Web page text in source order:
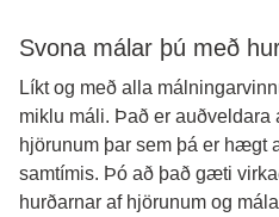
Svona málar þú með
Líkt og með alla
miklu máli. Það er auðveldara
hjörunum þar sem þá er hægt
samtímis. Þó að það gæti
hurðarnar af hjörunum og